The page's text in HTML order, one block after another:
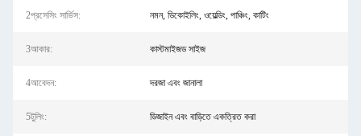
2প্রসেসিং সার্ভিস: নমন, ডিকোইলিং, ওয়েল্ডিং, পাঞ্চিং, কাটিং
3আকার: কাস্টমাইজড সাইজ
4আবেদন: দরজা এবং জানালা
5টুলিং: ডিজাইন এবং বাড়িতে একত্রিত করা